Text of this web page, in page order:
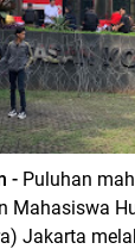
- Puluhan
Mahasiswa
Jakarta